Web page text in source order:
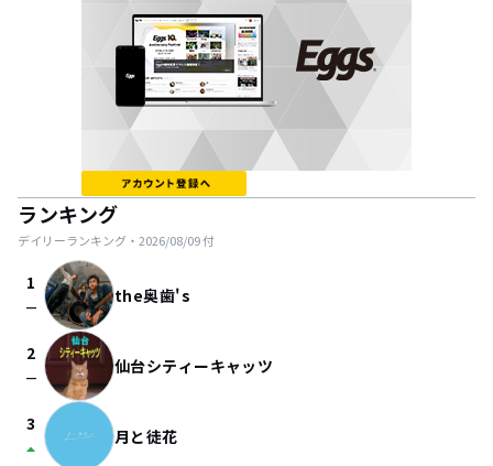
ランキング
デイリーランキング・ 2026/08/09付
1
check_indeterminate_small the奥歯's
2
check_indeterminate_small 仙台シティーキャッツ
3
arrow_drop_up 月と徒花